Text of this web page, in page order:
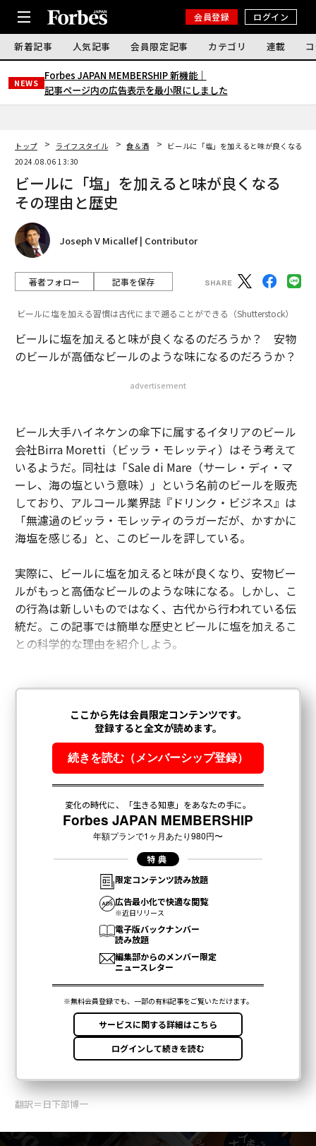
会員登録 ログイン
新着記事 人気記事 会員限定記事 カテゴリ 連載
NEWS
Forbes JAPAN MEMBERSHIP 新機能｜
記事ページ内の広告表示を最小限にしました
トップ ライフスタイル 食＆酒
ビールに「塩」を加えると味が良くなる
2024.08.06 13:30
ビールに「塩」を加えると味が良くなる
その理由と歴史
Joseph V Micallef | Contributor
著者フォロー 記事を保存
ビールに塩を加える習慣は古代にまで遡ることができる（Shutterstock）
ビールに塩を加えると味が良くなるのだろうか？ 安物
のビールが高価なビールのような味になるのだろうか？
advertisement
ビール大手ハイネケンの傘下に属するイタリアのビール
会社Birra Moretti（ビッラ・モレッティ）はそう考えて
いるようだ。同社は「Sale di Mare（サーレ・ディ・マ
ーレ、海の塩という意味）」という名前のビールを販売
しており、アルコール業界誌『ドリンク・ビジネス』は
「無濾過のビッラ・モレッティのラガーだが、かすかに
海塩を感じる」と、このビールを評している。
実際に、ビールに塩を加えると味が良くなり、安物ビー
ルがもっと高価なビールのような味になる。しかし、こ
の行為は新しいものではなく、古代から行われている伝
統だ。この記事では簡単な歴史とビールに塩を加えるこ
との科学的な理由を紹介しよう。
翻訳＝日下部博一